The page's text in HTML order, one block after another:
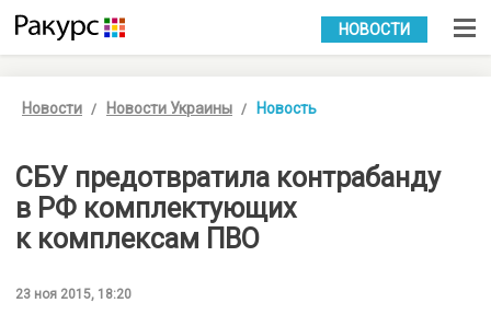
УКР РУС
НОВОСТИ
Новости Новости Украины Новость
СБУ предотвратила контрабанду
в РФ комплектующих
к комплексам ПВО
23 ноя 2015, 18:20